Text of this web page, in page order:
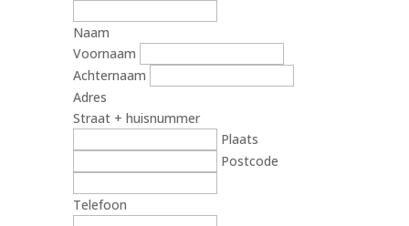
Naam
Voornaam
Achternaam
Adres
Straat + huisnummer
Plaats
Postcode
Telefoon